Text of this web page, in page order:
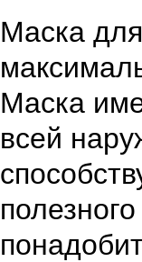
Маска
Маска
всей